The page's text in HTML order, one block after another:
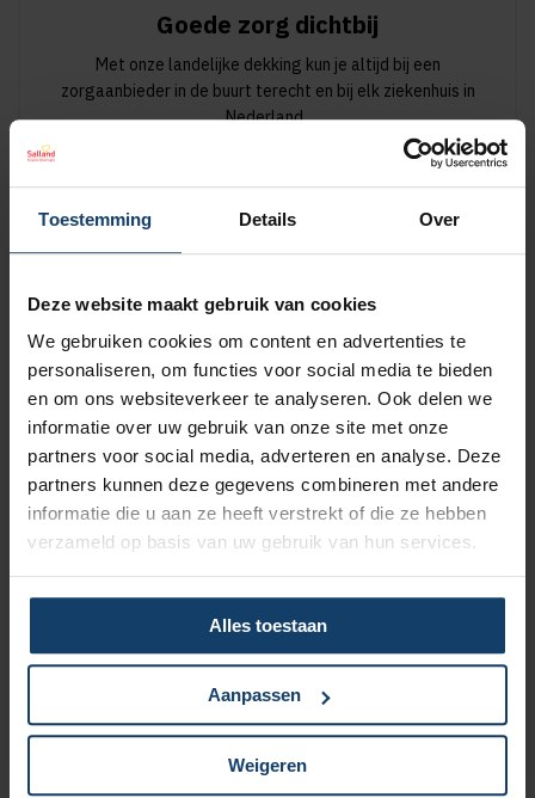
Toestemming Details Over
Deze website maakt gebruik van cookies
We gebruiken cookies om content en advertenties te
personaliseren, om functies voor social media te bieden
en om ons websiteverkeer te analyseren. Ook delen we
informatie over uw gebruik van onze site met onze
partners voor social media, adverteren en analyse. Deze
partners kunnen deze gegevens combineren met andere
informatie die u aan ze heeft verstrekt of die ze hebben
verzameld op basis van uw gebruik van hun services.
Alles toestaan
Aanpassen
Weigeren
Goede zorg dichtbij
Met onze landelijke dekking kun je altijd bij een
zorgaanbieder in de buurt terecht en bij elk ziekenhuis in
Nederland.
Korting op vrijwillig eigen risico
Wil je een lagere zorgpremie? Dan kun je het verplicht eigen
risico van € 385 verhogen met een vrijwillig eigen risico van
maximaal € 500. Hoe hoger het vrijwillig eigen risico, hoe
meer korting op de premie.
Meer over het eigen risico
Korting bij vrijwillig eigen risico
Klik hieronder het gewenste eigen risico aan en zie meteen
wat jouw basispremie voor 2026 wordt.